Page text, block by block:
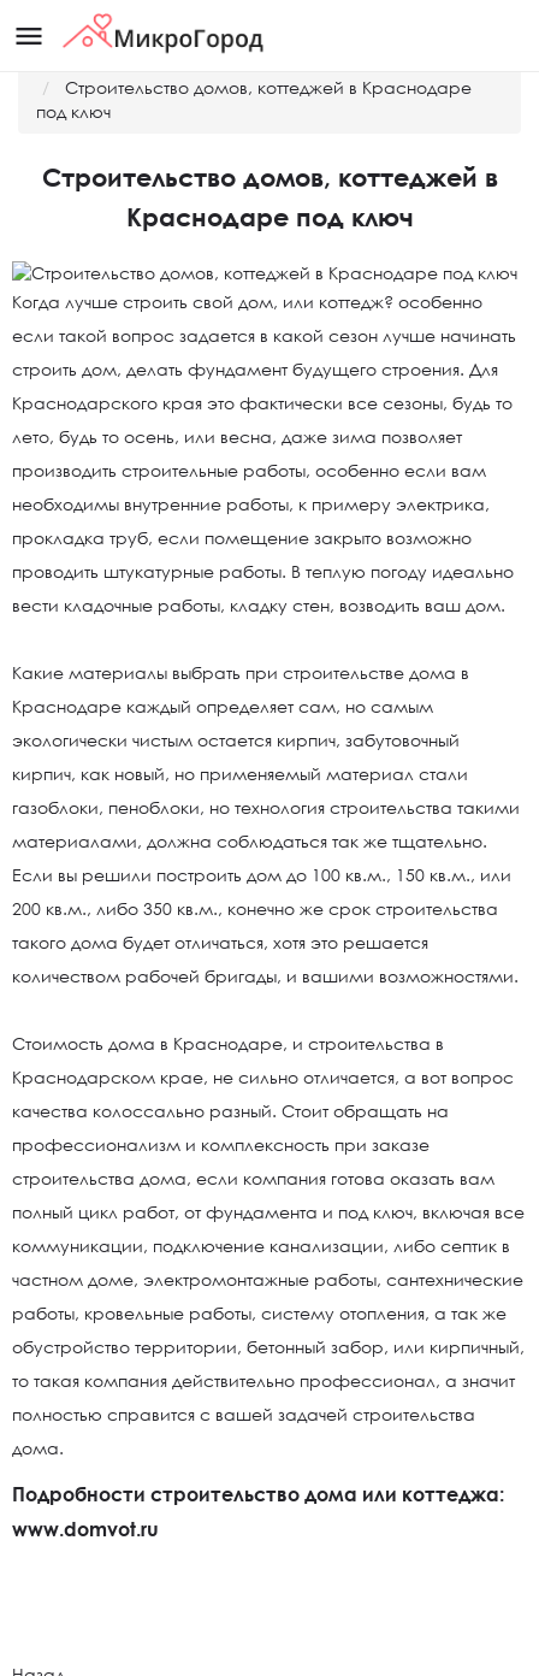
menu
Строительство домов, коттеджей в Краснодаре
под ключ
Строительство домов, коттеджей в
Краснодаре под ключ
Когда лучше строить свой дом, или коттедж? особенно
если такой вопрос задается в какой сезон лучше начинать
строить дом, делать фундамент будущего строения. Для
Краснодарского края это фактически все сезоны, будь то
лето, будь то осень, или весна, даже зима позволяет
производить строительные работы, особенно если вам
необходимы внутренние работы, к примеру электрика,
прокладка труб, если помещение закрыто возможно
проводить штукатурные работы. В теплую погоду идеально
вести кладочные работы, кладку стен, возводить ваш дом.
Какие материалы выбрать при строительстве дома в
Краснодаре каждый определяет сам, но самым
экологически чистым остается кирпич, забутовочный
кирпич, как новый, но применяемый материал стали
газоблоки, пеноблоки, но технология строительства такими
материалами, должна соблюдаться так же тщательно.
Если вы решили построить дом до 100 кв.м., 150 кв.м., или
200 кв.м., либо 350 кв.м., конечно же срок строительства
такого дома будет отличаться, хотя это решается
количеством рабочей бригады, и вашими возможностями.
Стоимость дома в Краснодаре, и строительства в
Краснодарском крае, не сильно отличается, а вот вопрос
качества колоссально разный. Стоит обращать на
профессионализм и комплексность при заказе
строительства дома, если компания готова оказать вам
полный цикл работ, от фундамента и под ключ, включая все
коммуникации, подключение канализации, либо септик в
частном доме, электромонтажные работы, сантехнические
работы, кровельные работы, систему отопления, а так же
обустройство территории, бетонный забор, или кирпичный,
то такая компания действительно профессионал, а значит
полностью справится с вашей задачей строительства
дома.
Подробности строительство дома или коттеджа:
www.domvot.ru